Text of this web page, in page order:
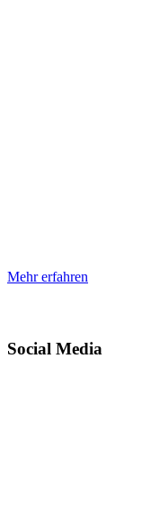
Mehr erfahren
Social Media